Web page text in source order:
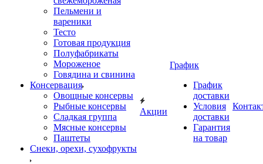
Пельмени и
вареники
Тесто
Готовая продукция
Полуфабрикаты
Мороженое
Говядина и свинина
Консервация
Овощные консервы
Рыбные консервы
Сладкая группа
Мясные консервы
Паштеты
Снеки, орехи, сухофрукты
Акции
График
График
доставки
Условия
доставки
Гарантия
на товар